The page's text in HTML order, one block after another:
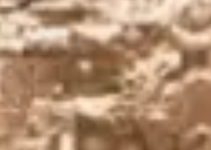
vin Corse
vin Jura
vin Languedoc Roussillon
vin Poitou Charentes